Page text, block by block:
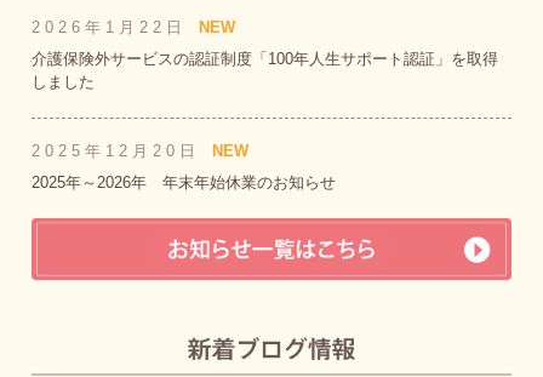
2026年1月22日
NEW
介護保険外サービスの認証制度「100年人生サポート認証」を取得
しました
2025年12月20日
NEW
2025年～2026年 年末年始休業のお知らせ